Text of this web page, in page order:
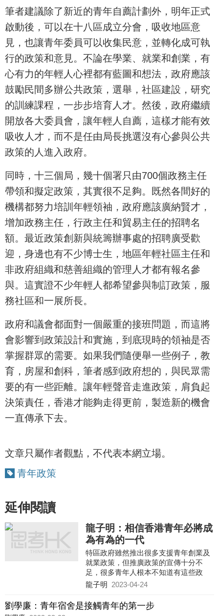
筆者建議除了新近的青年自薦計劃外，明年正式
啟動後，可以在十八區成立分會，吸收地區意
見，也讓青年委員可以收集民意，並轉化成可執
行的政策和意見。不論在學業、就業和創業，有
心有力的年輕人心裡都有藍圖和想法，政府應該
鼓勵民間多辦公共政策，選舉，社區建設，研究
的訓練課程，一步步培育人才。然後，政府繼續
開放各大委員會，讓年輕人自薦，這樣才能有效
吸收人才，而不是任由局長挑選沒有心參與公共
政策的人進入政府。
同時，十三個局，幾十個署只由700個政務主任
帶領和擬定政策，其實很不足夠。既然各間好的
機構都努力培訓年輕領袖，政府應該廣納賢才，
增加政務主任，行政主任和貿易主任的招聘名
額。最近政策創新與統籌辦事處的招聘廣受歡
迎，身邊也有不少博士生，地區年輕社區主任和
非政府組織和慈善組織的管理人才都有報名參
與。這實證不少年輕人都希望參與制訂政策，服
務社區和一展所長。
政府和議會都面對一個嚴重的接班問題，而這將
會影響到政策設計和實施，到底現時的領袖是否
掌握群眾的需要。如果我們隨便舉一些例子，教
育，房屋和創科，筆者感到政府想的，與民眾需
要的有一些距離。讓年輕聲音走進政策，肩負起
決策責任，香港才能夠走得更前，製造新的機會
一直傳承下去。
文章只屬作者觀點，不代表本網立場。
青年政策
延伸閱讀
龍子明：相信香港青年必將成
為有為的一代
特區政府雖然推出很多支援青年創業及
就業政策，但推廣政策的宣傳十分不
足，很多青年人根本不知道有這些政
策，以致政策未能取得預期成效，建議
就業的政策，以及內地的各項優勢、資
訊、優惠等，把握這些資訊裝備自己。
龍子明 2023-04-24
劉學廉：青年宿舍是接觸青年的第一步